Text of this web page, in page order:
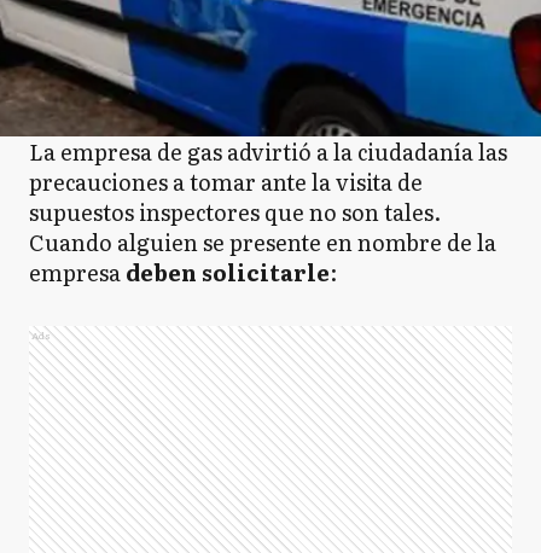
La empresa de gas advirtió a la ciudadanía las
precauciones a tomar ante la visita de
supuestos inspectores que no son tales.
Cuando alguien se presente en nombre de la
empresadeben solicitarle:
Ads